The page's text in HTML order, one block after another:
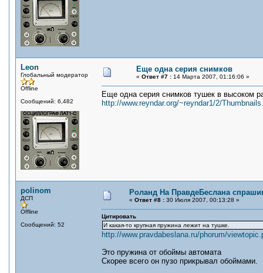
Leon
Глобальный модератор
Offline
Сообщений: 6,482
Еще одна серия снимков
« Ответ #7 : 14 Марта 2007, 01:16:06 »
Еще одна серия снимков тушек в высоком
http://www.reyndar.org/~reyndar1/2/
polinom
ДСП
Offline
Сообщений: 52
Роланд На ПравдеБеслана
« Ответ #8 : 30 Июля 2007, 00:13:28 »
Цитировать
И какая-то крупная пружина лежит на тушке.
http://www.pravdabeslana.ru/phorum/
Это пружина от обоймы автомата
Скорее всего он пузо прикрывал обоймами.